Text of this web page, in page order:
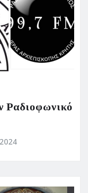
Ραδιοφωνικό